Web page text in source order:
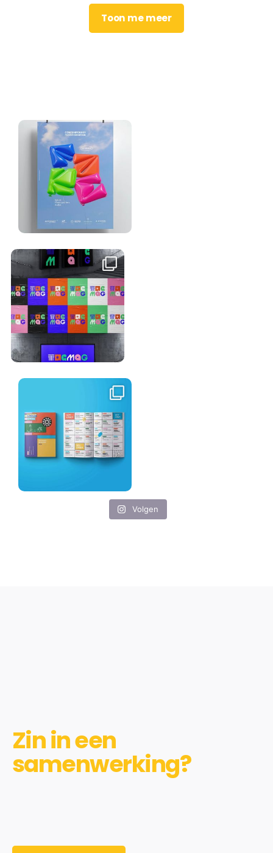
Toon me meer
Volgen
Zin in een
samenwerking?